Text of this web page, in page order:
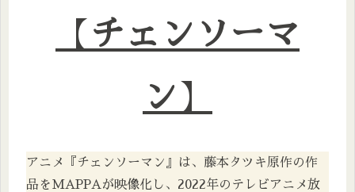
【 チェンソーマ
ン 】
アニメ『チェンソーマン』は、藤本タツキ原作の作
品をMAPPAが映像化し、2022年のテレビアニメ放